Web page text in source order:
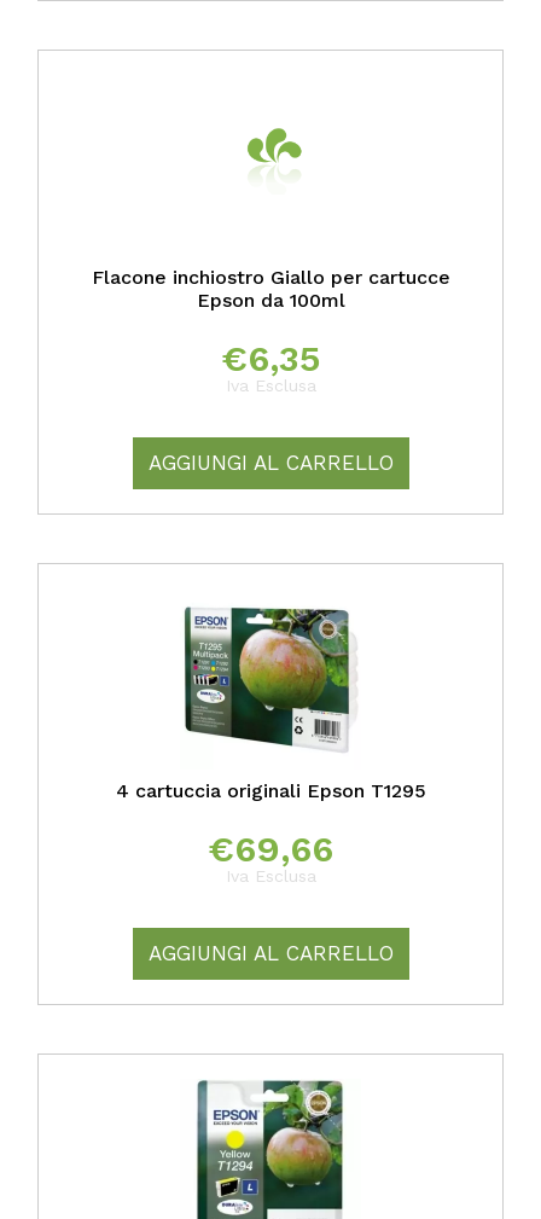
Flacone inchiostro Giallo per cartucce
Epson da 100ml
€6,35
Iva Esclusa
AGGIUNGI AL CARRELLO
4 cartuccia originali Epson T1295
€69,66
Iva Esclusa
AGGIUNGI AL CARRELLO